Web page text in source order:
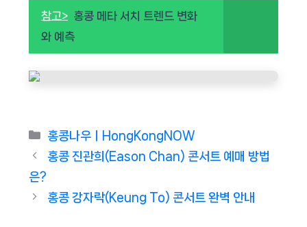
참고> 홍콩 메타 서치 트렌드 변화
와 예측
Categories
홍콩나우ㅣHongKongNOW
홍콩 진관희(Eason Chan) 콘서트 예매 방법
은?
홍콩 강자락(Keung To) 콘서트 완벽 안내